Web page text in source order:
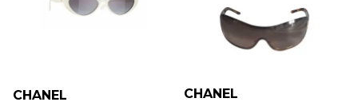
CHANEL CHANEL